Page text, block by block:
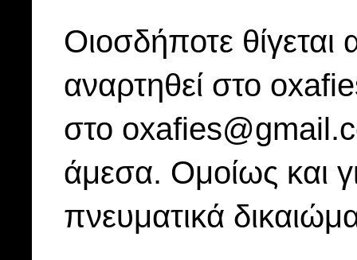
Οιοσδήποτε
αναρτηθεί στο
στο
άμεσα. Ομοίως και
πνευματικά